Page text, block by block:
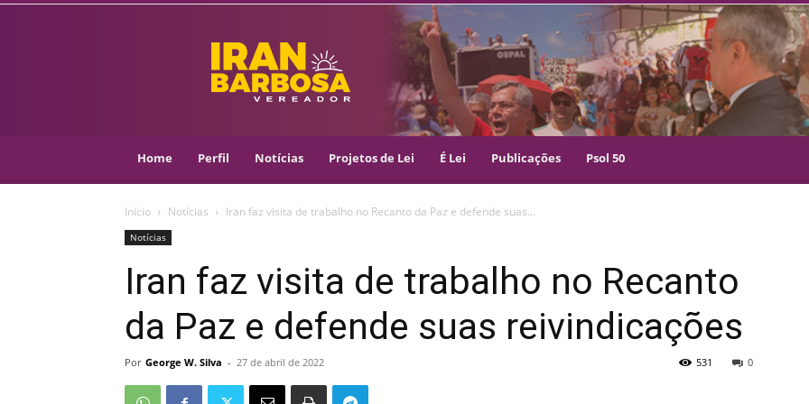
IRAN
BARBOSA
–
VEREADOR
–
Home Perfil Notícias Projetos de Lei É Lei Publicações Psol 50
Início Notícias Iran faz visita de trabalho no Recanto da Paz e defende suas...
Notícias
Iran faz visita de trabalho no Recanto
da Paz e defende suas reivindicações
Por George W. Silva - 27 de abril de 2022 0
531